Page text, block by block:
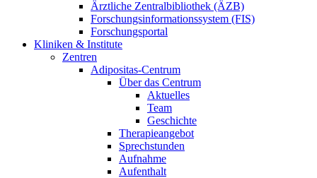
Ärztliche Zentralbibliothek (ÄZB)
Forschungsinformationssystem (FIS)
Forschungsportal
Kliniken & Institute
Zentren
Adipositas-Centrum
Über das Centrum
Aktuelles
Team
Geschichte
Therapieangebot
Sprechstunden
Aufnahme
Aufenthalt